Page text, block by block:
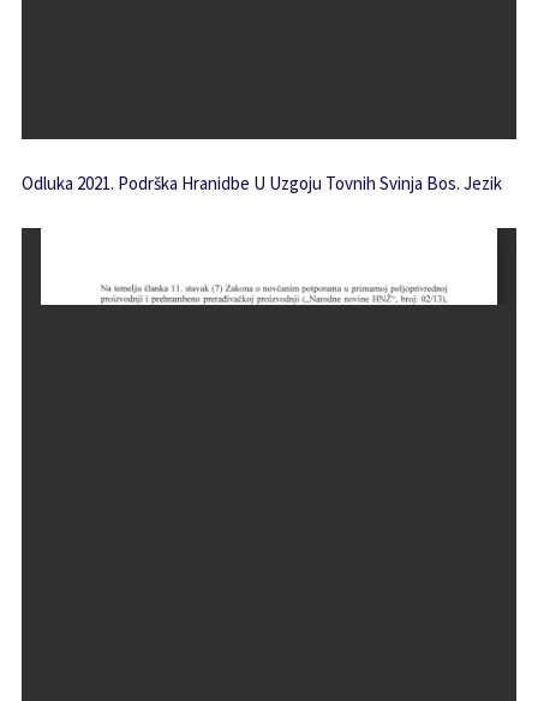
Odluka 2021. Podrška Hranidbe U Uzgoju Tovnih Svinja Bos. Jezik